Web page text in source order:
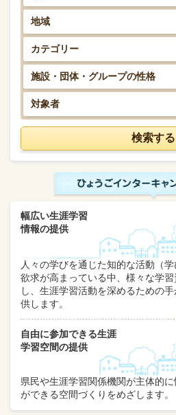
地域
カテゴリー
施設・団体・グループの性格
対象者
幅広い生涯学習
情報の提供
人々の学びを通じた知的な活動（
欲求が高まっている中、様々な学
し、生涯学習活動を深めるための
供します。
自由に参加できる生涯
学習空間の提供
県民や生涯学習関係機関が主体的
ができる空間づくりをめざします。